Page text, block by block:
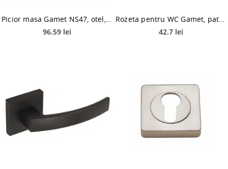
Picior masa Gamet NS47, otel, negru, 710 x 120 mm
96.59 lei
Rozeta pentru WC Gamet, patrata, zamac, negru, 52 x 52 mm
42.7 lei